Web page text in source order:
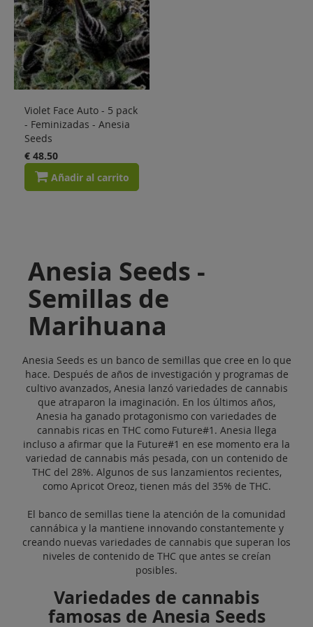
Violet Face Auto - 5 pack
- Feminizadas - Anesia
Seeds
€ 48.50
Añadir al carrito
Anesia Seeds -
Semillas de
Marihuana
Anesia Seeds es un banco de semillas que cree en lo que
hace. Después de años de investigación y programas de
cultivo avanzados, Anesia lanzó variedades de cannabis
que atraparon la imaginación. En los últimos años,
Anesia ha ganado protagonismo con variedades de
cannabis ricas en THC como Future#1. Anesia llega
incluso a afirmar que la Future#1 en ese momento era la
variedad de cannabis más pesada, con un contenido de
THC del 28%. Algunos de sus lanzamientos recientes,
como Apricot Oreoz, tienen más del 35% de THC.
El banco de semillas tiene la atención de la comunidad
cannábica y la mantiene innovando constantemente y
creando nuevas variedades de cannabis que superan los
niveles de contenido de THC que antes se creían
posibles.
Variedades de cannabis
famosas de Anesia Seeds